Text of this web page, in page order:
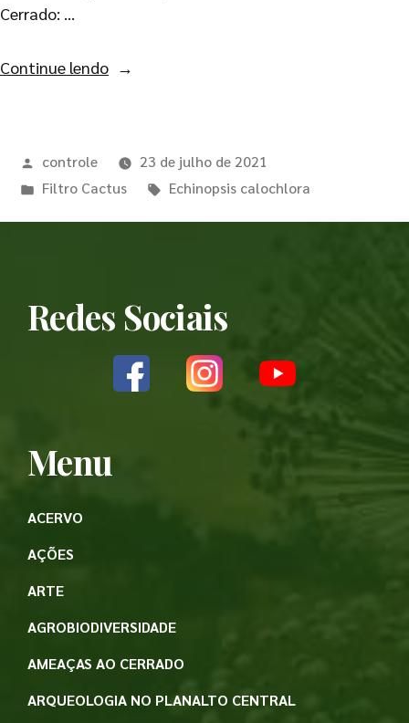
Cerrado: …
Continue lendo
controle
23 de julho de 2021
Filtro Cactus
Echinopsis calochlora
Redes Sociais
Menu
ACERVO
AÇÕES
ARTE
AGROBIODIVERSIDADE
AMEAÇAS AO CERRADO
ARQUEOLOGIA NO PLANALTO CENTRAL